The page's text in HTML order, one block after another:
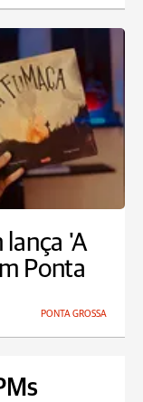
lança 'A
Ponta
PONTA GROSSA